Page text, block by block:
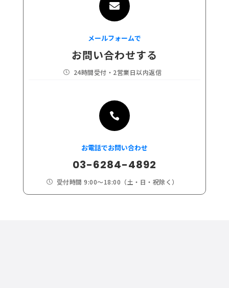

メールフォームで
お問い合わせする
 24時間受付・2営業日以内返信

お電話でお問い合わせ
03-6284-4892
 受付時間 9:00～18:00（土・日・祝除く）